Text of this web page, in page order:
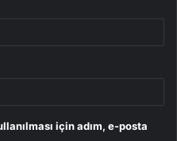
için adım, e-posta